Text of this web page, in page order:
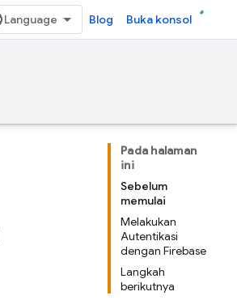
Blog Buka konsol
Pada halaman
ini
Sebelum
memulai
Melakukan
Autentikasi
dengan Firebase
Langkah
berikutnya